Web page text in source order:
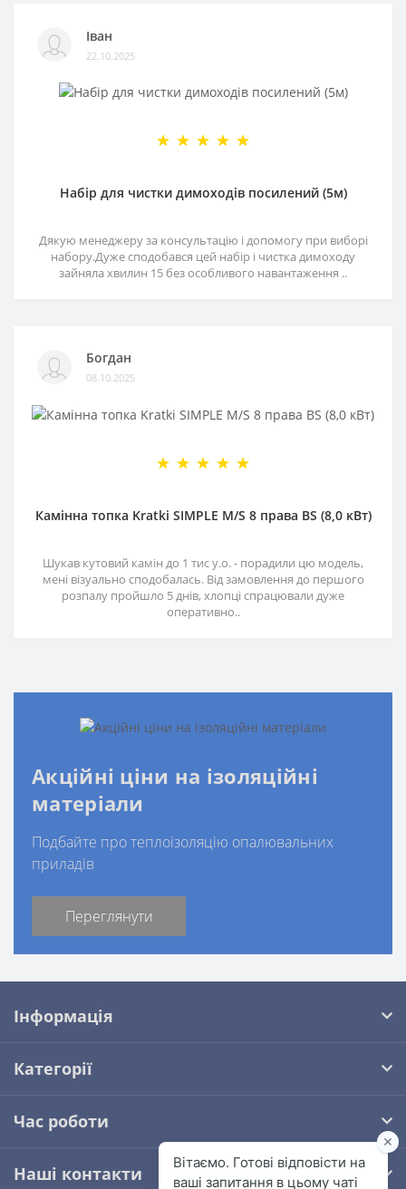
Іван
22.10.2025
Набір для чистки димоходів посилений (5м)
Дякую менеджеру за консультацію і допомогу при виборі
набору.Дуже сподобався цей набір і чистка димоходу
зайняла хвилин 15 без особливого навантаження ..
Богдан
08.10.2025
Камінна топка Kratki SIMPLE M/S 8 права BS (8,0 кВт)
Шукав кутовий камін до 1 тис у.о. - порадили цю модель,
мені візуально сподобалась. Від замовлення до першого
розпалу пройшло 5 днів, хлопці спрацювали дуже
оперативно..
Акційні ціни на ізоляційні
матеріали
Подбайте про теплоізоляцію опалювальних
приладів
Переглянути
Інформація
Категорії
Час роботи
Наші контакти